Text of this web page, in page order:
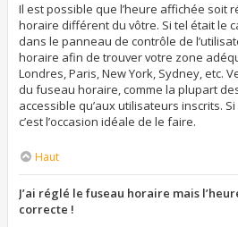
Il est possible que l’heure affichée soit
horaire différent du vôtre. Si tel était le
dans le panneau de contrôle de
horaire afin de trouver votre zone
Londres, Paris, New York, Sydney, etc.
du fuseau horaire, comme la plupart
accessible qu’aux utilisateurs inscrits.
c’est l’occasion idéale de le faire.
Haut
J’ai réglé le fuseau horaire mais
correcte !